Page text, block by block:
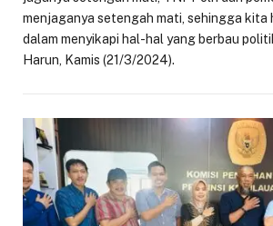
menjaganya setengah mati, sehingga kita
dalam menyikapi hal-hal yang berbau
Harun, Kamis (21/3/2024).